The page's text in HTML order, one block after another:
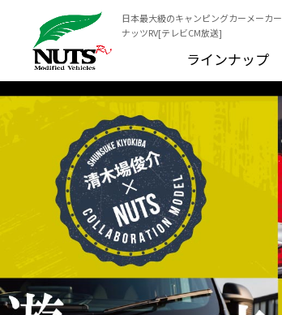
日本最大級のキャンピングカーメーカー
ナッツRV[テレビCM放送]
ラインナップ